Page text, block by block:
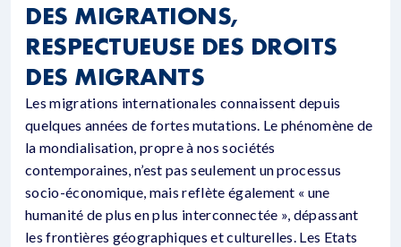
DES MIGRATIONS,
RESPECTUEUSE DES DROITS
DES MIGRANTS
Les migrations internationales connaissent depuis
quelques années de fortes mutations. Le phénomène de
la mondialisation, propre à nos sociétés
contemporaines, n’est pas seulement un processus
socio-économique, mais reflète également « une
humanité de plus en plus interconnectée », dépassant
les frontières géographiques et culturelles. Les Etats